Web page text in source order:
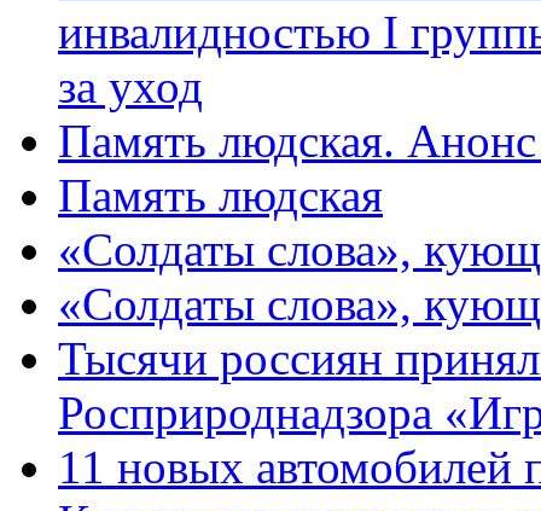
инвалидностью I
за уход
Память людская.
Память людская
«Солдаты слова»,
«Солдаты слова»,
Тысячи россиян
Росприроднадзора
11 новых автомобилей